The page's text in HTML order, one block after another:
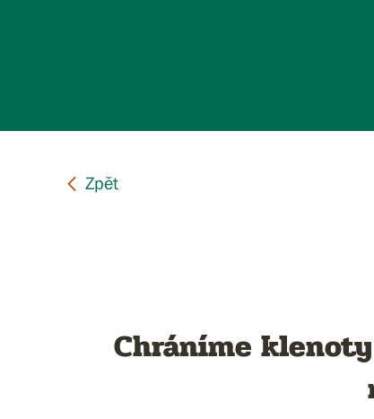
Chráníme